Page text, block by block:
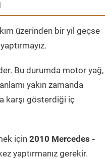
üzerinden bir yıl geçse
Bu durumda motor yağ,
yakın zamanda
karşı gösterdiği iç
için 2010 Mercedes -
yaptırmanız gerekir.